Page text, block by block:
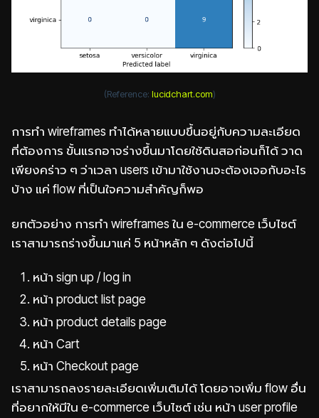
(Reference: lucidchart.com)
การทำ wireframes ทำได้หลายแบบขึ้นอยู่กับความละเอียด
ที่ต้องการ ขั้นแรกอาจร่างขึ้นมาโดยใช้ดินสอก่อนก็ได้ วาด
เพียงคร่าว ๆ ว่าเวลา users เข้ามาใช้งานจะต้องเจอกับอะไร
บ้าง แค่ flow ที่เป็นใจความสำคัญก็พอ
ยกตัวอย่าง การทำ wireframes ใน e-commerce เว็บไซต์
เราสามารถร่างขึ้นมาแค่ 5 หน้าหลัก ๆ ดังต่อไปนี้
หน้า sign up / log in
หน้า product list page
หน้า product details page
หน้า Cart
หน้า Checkout page
เราสามารถลงรายละเอียดเพิ่มเติมได้ โดยอาจเพิ่ม flow อื่น
ที่อยากให้มีใน e-commerce เว็บไซต์ เช่น หน้า user profile